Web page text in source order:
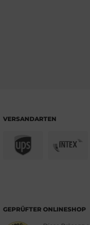
VERSANDARTEN
GEPRÜFTER ONLINESHOP